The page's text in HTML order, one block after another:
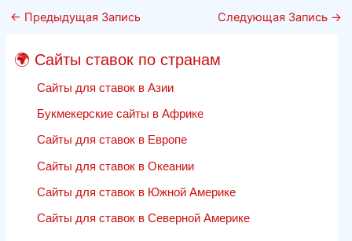
в
2020
веб-
оптимизациясайты
ставок
отзывы
← Предыдущая Запись Следующая Запись →
🌍 Сайты ставок по странам
Сайты для ставок в Азии
Букмекерские сайты в Африке
Сайты для ставок в Европе
Сайты для ставок в Океании
Сайты для ставок в Южной Америке
Сайты для ставок в Северной Америке